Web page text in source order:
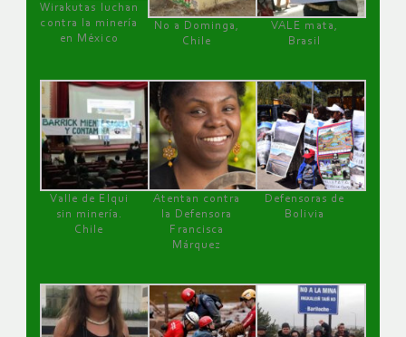
Wirakutas luchan
contra la minería
en México
No a Dominga,
Chile
VALE mata,
Brasil
Valle de Elqui
sin minería.
Chile
Atentan contra
la Defensora
Francisca
Márquez
Defensoras de
Bolivia